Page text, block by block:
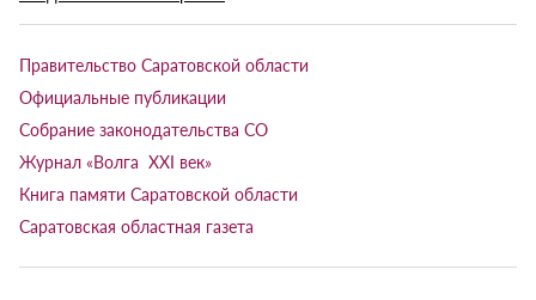
Правительство Саратовской области
Официальные публикации
Собрание законодательства СО
Журнал «Волга XXI век»
Книга памяти Саратовской области
Саратовская областная газета